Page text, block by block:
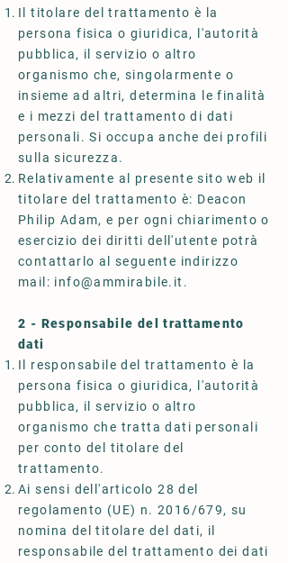
Il titolare del trattamento è la
persona fisica o giuridica, l'autorità
pubblica, il servizio o altro
organismo che, singolarmente o
insieme ad altri, determina le finalità
e i mezzi del trattamento di dati
personali. Si occupa anche dei profili
sulla sicurezza.
Relativamente al presente sito web il
titolare del trattamento è: Deacon
Philip Adam, e per ogni chiarimento o
esercizio dei diritti dell'utente potrà
contattarlo al seguente indirizzo
mail: info@ammirabile.it .
2 - Responsabile del trattamento
dati
Il responsabile del trattamento è la
persona fisica o giuridica, l'autorità
pubblica, il servizio o altro
organismo che tratta dati personali
per conto del titolare del
trattamento.
Ai sensi dell'articolo 28 del
regolamento (UE) n. 2016/679, su
nomina del titolare del dati, il
responsabile del trattamento dei dati